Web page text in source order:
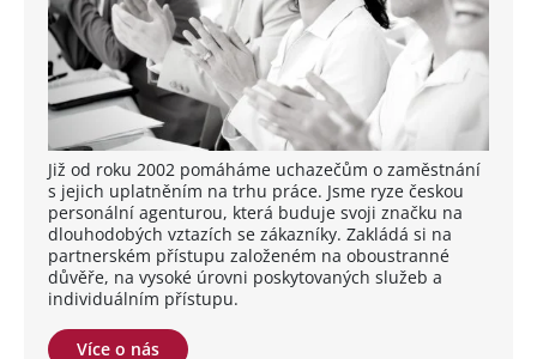
Již od roku 2002 pomáháme uchazečům o zaměstnání
s jejich uplatněním na trhu práce. Jsme ryze českou
personální agenturou, která buduje svoji značku na
dlouhodobých vztazích se zákazníky. Zakládá si na
partnerském přístupu založeném na oboustranné
důvěře, na vysoké úrovni poskytovaných služeb a
individuálním přístupu.
Více o nás